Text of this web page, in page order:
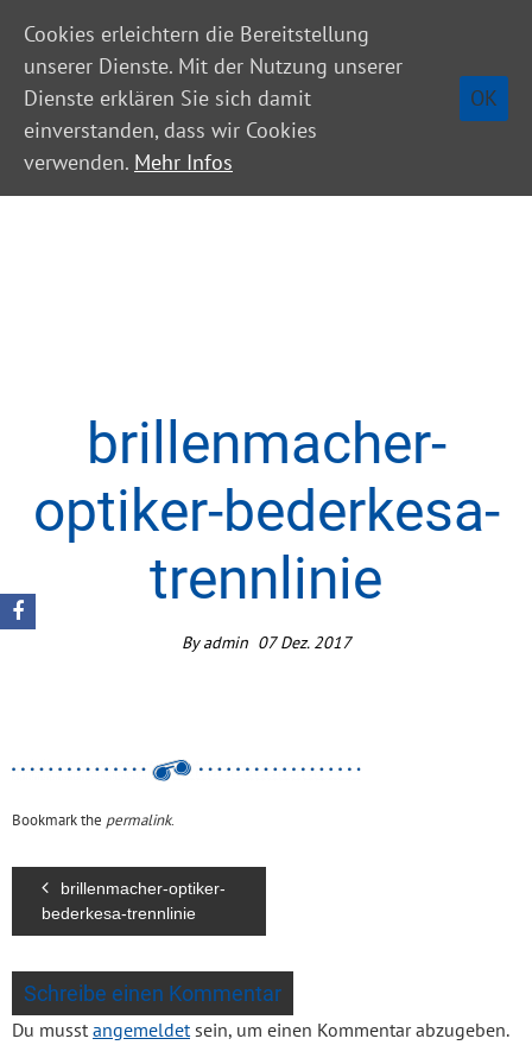
brillenmacher-
optiker-bederkesa-
trennlinie
Byadmin 07 Dez. 2017
Bookmark the permalink.
brillenmacher-optiker-
bederkesa-trennlinie
Schreibe einen Kommentar
Du musst angemeldetsein, um einen Kommentar abzugeben.
Cookies erleichtern die Bereitstellung
unserer Dienste. Mit der Nutzung unserer
Dienste erklären Sie sich damit
einverstanden, dass wir Cookies
verwenden. Mehr Infos
OK